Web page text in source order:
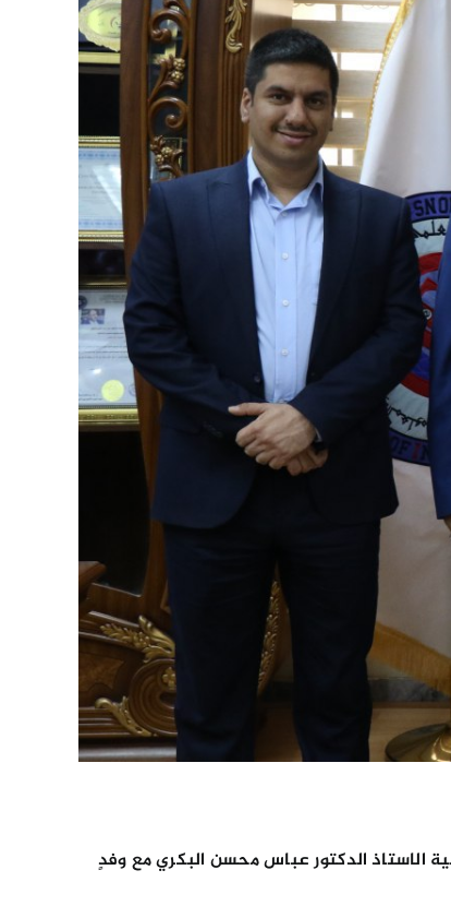
الاستاذ الدكتور عباس محسن البكري مع وفدٍ